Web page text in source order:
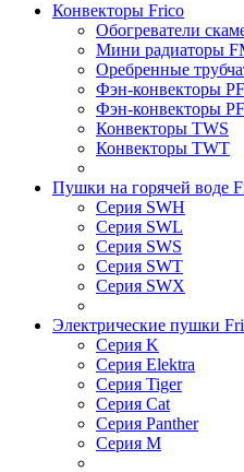
Конвекторы Frico
Обогреватели
Мини радиаторы
Оребренные
Фэн-конвекторы PF
Фэн-конвекторы
Конвекторы TWS
Конвекторы TWT
Пушки на горячей воде
Серия SWH
Серия SWL
Серия SWS
Серия SWT
Серия SWX
Электрические пушки
Серия K
Серия Elektra
Серия Tiger
Серия Cat
Серия Panther
Серия M